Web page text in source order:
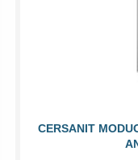
CERSANIT